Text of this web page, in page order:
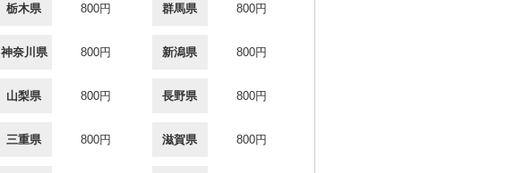
栃木県 800円 群馬県 800円
神奈川県 800円 新潟県 800円
山梨県 800円 長野県 800円
三重県 800円 滋賀県 800円